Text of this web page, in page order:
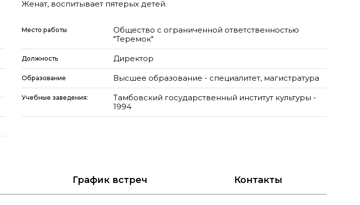
Место работы
Общество с ограниченной ответственностью
"Теремок"
Должность Директор
Образование Высшее образование - специалитет, магистратура
Учебные заведения:
Тамбовский государственный институт культуры -
1994
Графиквстреч Контакты